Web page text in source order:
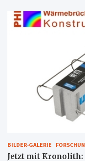
BILDER-GALERIE
Jetzt mit Kronolith: